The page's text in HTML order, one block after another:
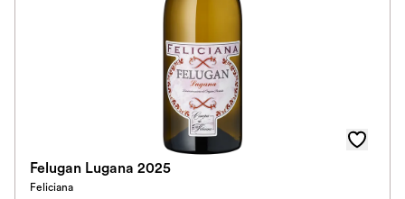
Felugan Lugana 2025
Feliciana